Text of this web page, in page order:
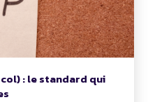
: le standard qui